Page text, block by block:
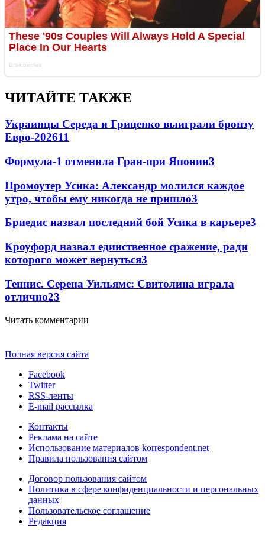
ЧИТАЙТЕ ТАКЖЕ
Украинцы Середа и Гриценко выиграли бронзу
Евро-202611
Формула-1 отменила Гран-при Японии3
Промоутер Усика: Александр молился каждое
утро, чтобы ему никогда не пришло3
Бриедис назвал последний бой Усика в карьере3
Кроуфорд назвал единственное сражение, ради
которого может вернуться3
Теннис. Серена Уильямс: Свитолина играла
отлично23
Читать комментарии
Полная версия сайта
Facebook
Twitter
RSS-ленты
E-mail рассылка
Контакты
Реклама на сайте
Использование материалов korrespondent.net
Правила пользования сайтом
Договор пользования сайтом
Политика в сфере конфиденциальности и персональных
данных
Пользовательское соглашение
Редакция